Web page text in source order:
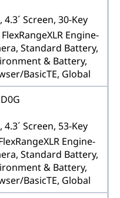
4.3´ Screen, 30-Key
Engine-
Standard Battery,
& Battery,
BasicTE, Global
4.3´ Screen, 53-Key
Engine-
Standard Battery,
& Battery,
BasicTE, Global